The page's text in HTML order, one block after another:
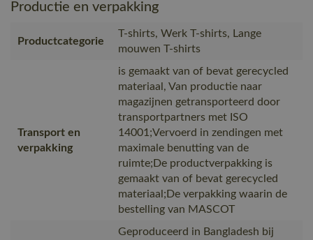
Productie en verpakking
Productcategorie
T-shirts, Werk T-shirts, Lange
mouwen T-shirts
Transport en
verpakking
is gemaakt van of bevat gerecycled
materiaal, Van productie naar
magazijnen getransporteerd door
transportpartners met ISO
14001;Vervoerd in zendingen met
maximale benutting van de
ruimte;De productverpakking is
gemaakt van of bevat gerecycled
materiaal;De verpakking waarin de
bestelling van MASCOT
Geproduceerd in Bangladesh bij